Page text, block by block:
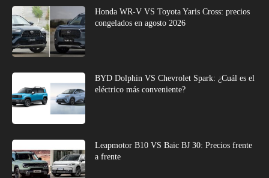
Honda WR-V VS Toyota Yaris Cross: precios
congelados en agosto 2026
BYD Dolphin VS Chevrolet Spark: ¿Cuál es el
eléctrico más conveniente?
Leapmotor B10 VS Baic BJ 30: Precios frente
a frente